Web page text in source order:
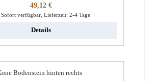
Regulärer Preis:
49,12 €
Sofort verfügbar, Lieferzeit: 2-4 Tage
Details